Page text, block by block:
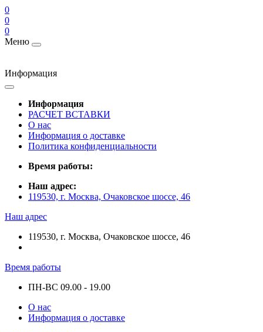
0
0
0
Меню
Информация
Информация
РАСЧЕТ ВСТАВКИ
О нас
Информация о доставке
Политика конфиденциальности
Время работы:
Наш адрес:
119530, г. Москва, Очаковское шоссе, 46
Наш адрес
119530, г. Москва, Очаковское шоссе, 46
Время работы
ПН-ВС 09.00 - 19.00
О нас
Информация о доставке